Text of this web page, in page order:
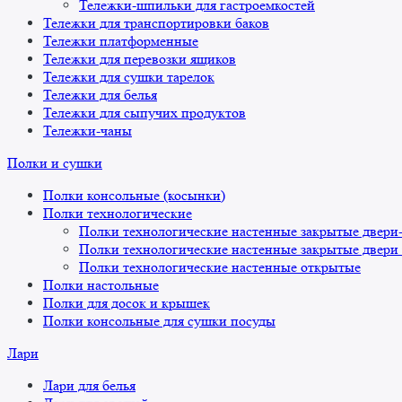
Тележки-шпильки для гастроемкостей
Тележки для транспортировки баков
Тележки платформенные
Тележки для перевозки ящиков
Тележки для сушки тарелок
Тележки для белья
Тележки для сыпучих продуктов
Тележки-чаны
Полки и сушки
Полки консольные (косынки)
Полки технологические
Полки технологические настенные закрытые
Полки технологические настенные закрытые
Полки технологические настенные открытые
Полки настольные
Полки для досок и крышек
Полки консольные для сушки посуды
Лари
Лари для белья